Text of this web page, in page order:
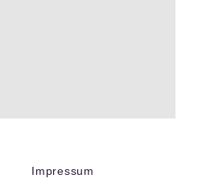
Impressum